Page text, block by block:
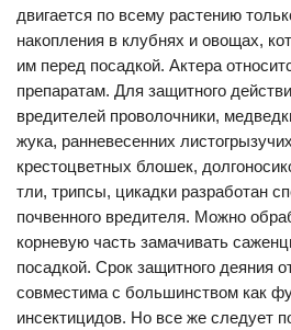
двигается по всему растению
накопления в клубнях и овощах,
им перед посадкой. Актера
препаратам. Для защитного
вредителей проволочники,
жука, ранневесенних
крестоцветных блошек,
тли, трипсы, цикадки разработан
почвенного вредителя. Можно
корневую часть замачивать
посадкой. Срок защитного деяния
совместима с большинством как
инсектицидов. Но все же следует